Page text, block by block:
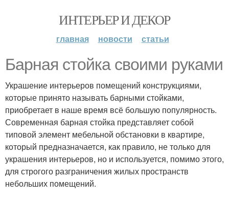
ИНТЕРЬЕР И ДЕКОР
главная новости статьи
Барная стойка своими руками
Украшение интерьеров помещений конструкциями,
которые принято называть барными стойками,
приобретает в наше время всё большую популярность.
Современная барная стойка представляет собой
типовой элемент мебельной обстановки в квартире,
который предназначается, как правило, не только для
украшения интерьеров, но и используется, помимо этого,
для строгого разграничения жилых пространств
небольших помещений.